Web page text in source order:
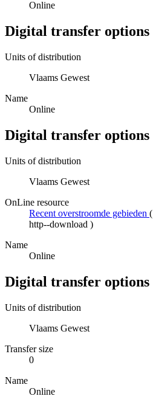
Online
Digital transfer options
Units of distribution
Vlaams Gewest
Name
Online
Digital transfer options
Units of distribution
Vlaams Gewest
OnLine resource
Recent overstroomde gebieden (
http--download )
Name
Online
Digital transfer options
Units of distribution
Vlaams Gewest
Transfer size
0
Name
Online